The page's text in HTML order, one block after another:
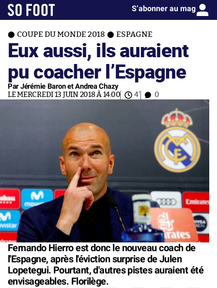
S’abonner au mag
COUPE DU MONDE 2018 ESPAGNE
Eux aussi, ils auraient
pu coacher l’Espagne
Par Jérémie Baron et Andrea Chazy
LE MERCREDI 13 JUIN 2018 À 14:00 4' 0
Fernando Hierro est donc le nouveau coach de
l'Espagne, après l'éviction surprise de Julen
Lopetegui. Pourtant, d'autres pistes auraient été
envisageables. Florilège.